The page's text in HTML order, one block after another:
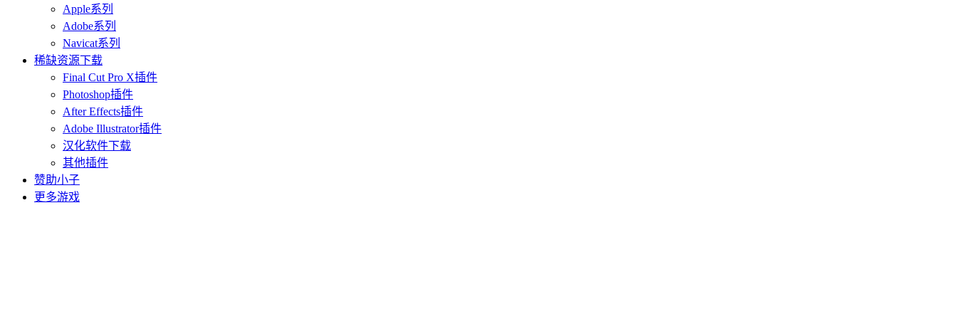
Apple系列
Adobe系列
Navicat系列
稀缺资源下载
Final Cut Pro X插件
Photoshop插件
After Effects插件
Adobe Illustrator插件
汉化软件下载
其他插件
赞助小子
更多游戏